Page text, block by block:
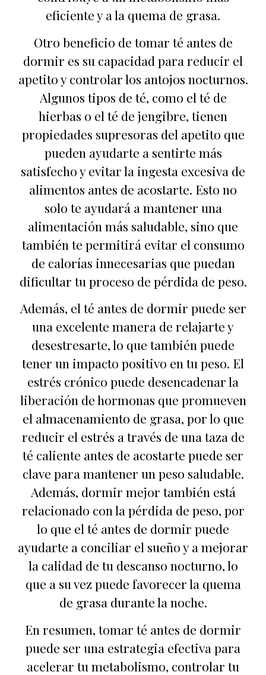
eficiente y a la quema de grasa.
Otro beneficio de tomar té antes de
dormir es su capacidad para reducir el
apetito y controlar los antojos nocturnos.
Algunos tipos de té, como el té de
hierbas o el té de jengibre, tienen
propiedades supresoras del apetito que
pueden ayudarte a sentirte más
satisfecho y evitar la ingesta excesiva de
alimentos antes de acostarte. Esto no
solo te ayudará a mantener una
alimentación más saludable, sino que
también te permitirá evitar el consumo
de calorías innecesarias que puedan
dificultar tu proceso de pérdida de peso.
Además, el té antes de dormir puede ser
una excelente manera de relajarte y
desestresarte, lo que también puede
tener un impacto positivo en tu peso. El
estrés crónico puede desencadenar la
liberación de hormonas que promueven
el almacenamiento de grasa, por lo que
reducir el estrés a través de una taza de
té caliente antes de acostarte puede ser
clave para mantener un peso saludable.
Además, dormir mejor también está
relacionado con la pérdida de peso, por
lo que el té antes de dormir puede
ayudarte a conciliar el sueño y a mejorar
la calidad de tu descanso nocturno, lo
que a su vez puede favorecer la quema
de grasa durante la noche.
En resumen, tomar té antes de dormir
puede ser una estrategia efectiva para
acelerar tu metabolismo, controlar tu